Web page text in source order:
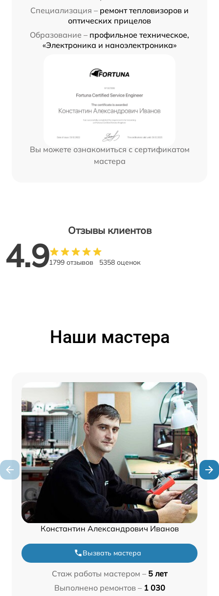
Специализация – ремонт тепловизоров и
оптических прицелов
Образование – профильное техническое,
«Электроника и наноэлектроника»
Вы можете ознакомиться с сертификатом
мастера
Отзывы клиентов
4.91799 отзывов 5358 оценок
Наши мастера
Константин Александрович Иванов
Вызвать мастера
Стаж работы мастером – 5 лет
Выполнено ремонтов – 1 030